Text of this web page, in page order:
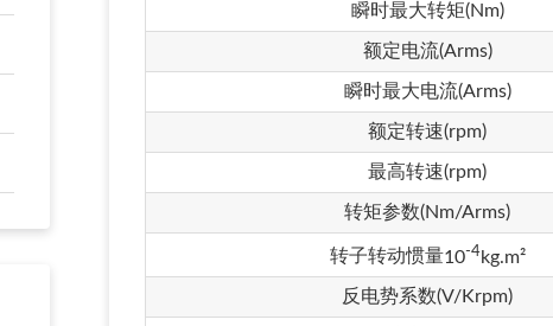
瞬时最大转矩(Nm)
额定电流(Arms)
瞬时最大电流(Arms)
额定转速(rpm)
最高转速(rpm)
转矩参数(Nm/Arms)
转子转动惯量10-4kg.m²
反电势系数(V/Krpm)